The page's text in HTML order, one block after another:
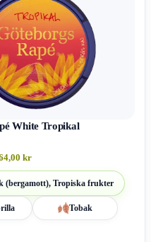
White Tropikal
kr
(bergamott), Tropiska frukter
Tobak